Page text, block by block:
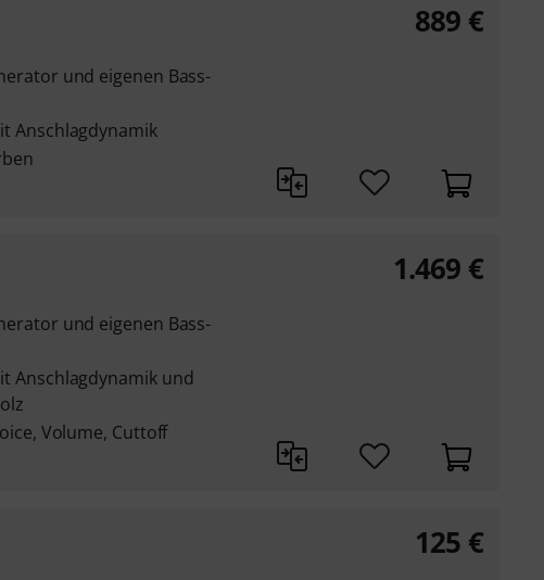
und eigenen Bass-
Anschlagdynamik
889 €
und eigenen Bass-
Anschlagdynamik und
Volume, Cuttoff
1.469 €
125 €